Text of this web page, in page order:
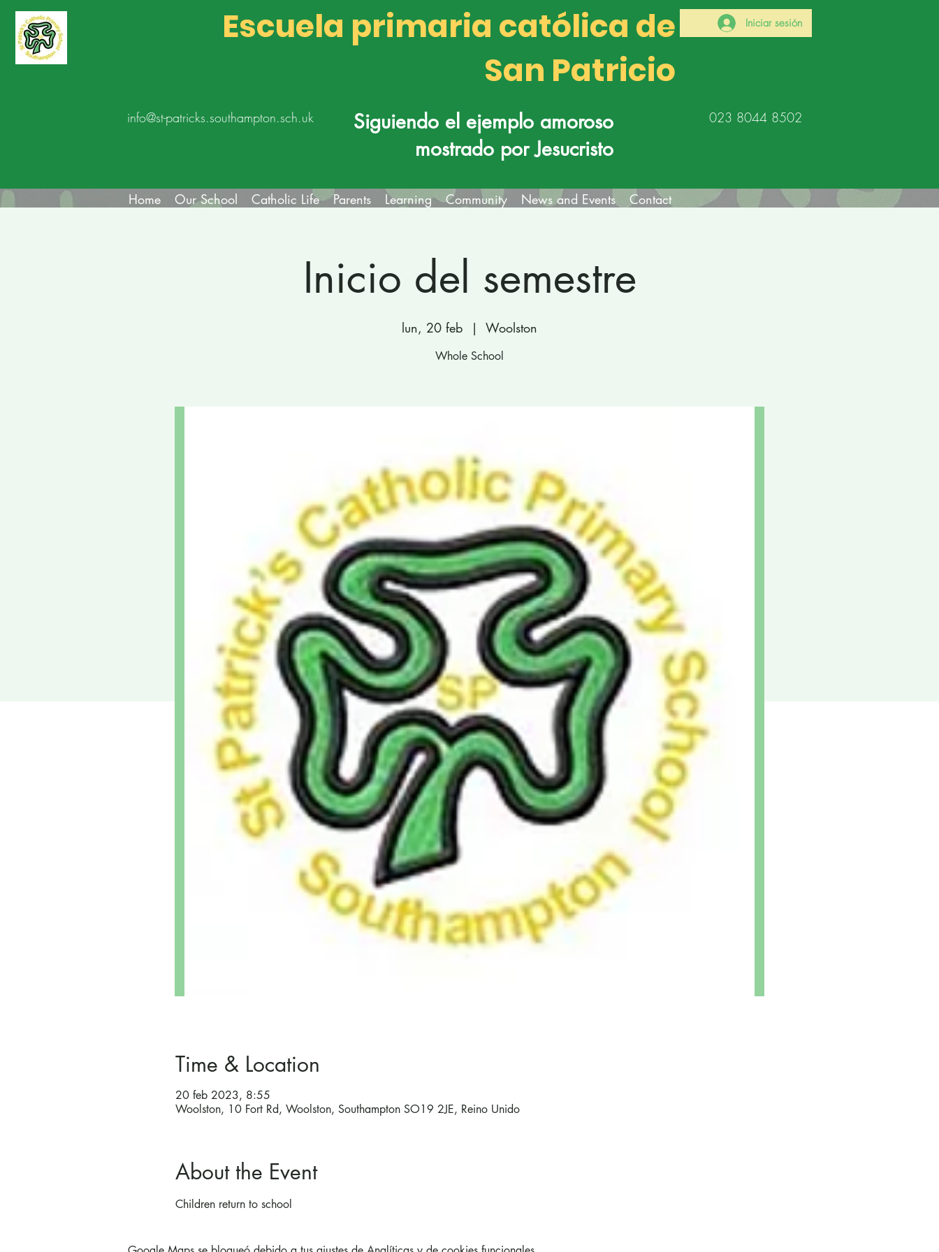
Escuela primaria católica de
San Patricio
info@st-patricks.southampton.sch.uk
Siguiendo el ejemplo amoroso
mostrado por Jesucristo
Iniciar sesión
023 8044 8502
Home Our School Catholic Life Parents Learning Community News and Events Contact
Inicio del semestre
lun, 20 feb
  |
Woolston
Whole School
Time & Location
20 feb 2023, 8:55
Woolston, 10 Fort Rd, Woolston, Southampton SO19 2JE, Reino Unido
About the Event
Children return to school